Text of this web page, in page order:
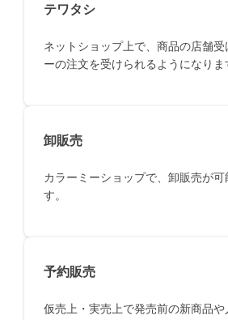
テワタシ
ネットショップ上で、商品の店舗受
ーの注文を受けられるようになりま
卸販売
カラーミーショップで、卸販売が
す。
予約販売
仮売上・実売上で発売前の新商品